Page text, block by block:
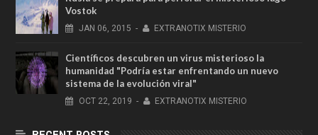
Vostok
JAN 06, 2015 - EXTRANOTIX MISTERIO
Científicos descubren un virus misterioso la
humanidad "Podría estar enfrentando un nuevo
sistema de la evolución viral"
OCT 22, 2019 - EXTRANOTIX MISTERIO